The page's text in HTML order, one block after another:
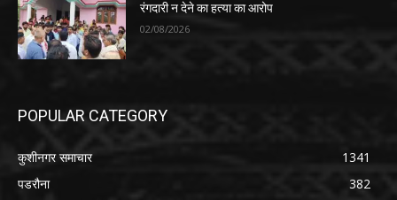
रंगदारी न देने का हत्या का आरोप
02/08/2026
POPULAR CATEGORY
कुशीनगर समाचार
1341
पडरौना
382